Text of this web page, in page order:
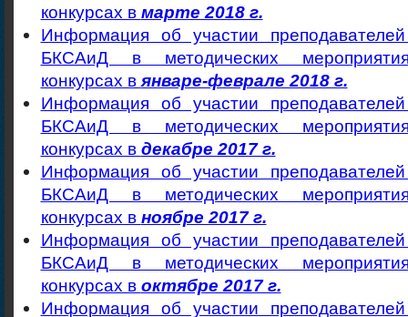
конкурсах в марте 2018 г.
Информация об участии
БКСАиД в методических
конкурсах в январе-феврале 2018 г.
Информация об участии
БКСАиД в методических
конкурсах в декабре 2017 г.
Информация об участии
БКСАиД в методических
конкурсах в ноябре 2017 г.
Информация об участии
БКСАиД в методических
конкурсах в октябре 2017 г.
Информация об участии